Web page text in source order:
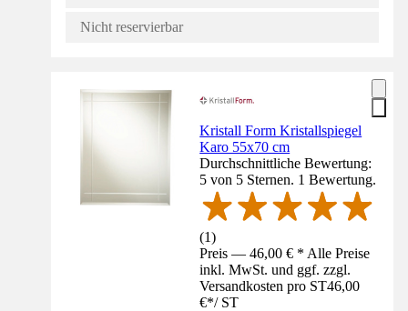
Nicht reservierbar
Kristall Form Kristallspiegel
Karo 55x70 cm
Durchschnittliche Bewertung:
5 von 5 Sternen. 1 Bewertung.
(1)
Preis — 46,00 € * Alle Preise
inkl. MwSt. und ggf. zzgl.
Versandkosten pro ST46,00
€*/ ST